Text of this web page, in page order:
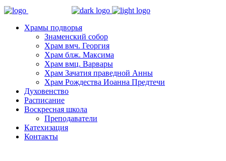
Храмы подворья
Знаменский собор
Храм вмч. Георгия
Храм блж. Максима
Храм вмц. Варвары
Храм Зачатия праведной Анны
Храм Рождества Иоанна Предтечи
Духовенство
Расписание
Воскресная школа
Преподаватели
Катехизация
Контакты